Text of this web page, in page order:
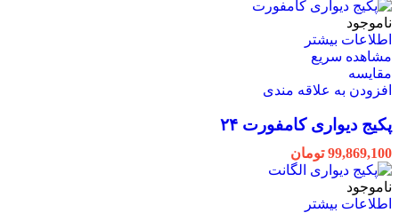
ناموجود
اطلاعات بیشتر
مشاهده سریع
مقایسه
افزودن به علاقه مندی
پکیج دیواری کامفورت ۲۴
99,869,100 تومان
ناموجود
اطلاعات بیشتر